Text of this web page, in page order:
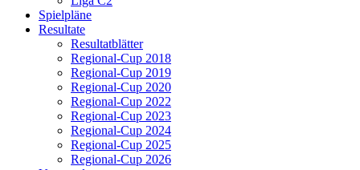
Spielpläne
Resultate
Resultatblätter
Regional-Cup 2018
Regional-Cup 2019
Regional-Cup 2020
Regional-Cup 2022
Regional-Cup 2023
Regional-Cup 2024
Regional-Cup 2025
Regional-Cup 2026